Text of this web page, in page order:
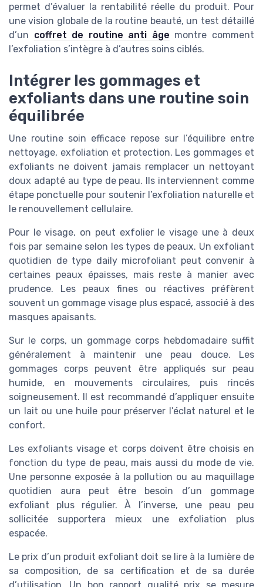
permet d’évaluer la rentabilité réelle du produit. Pour
une vision globale de la routine beauté, un test détaillé
d’un coffret de routine anti âge montre comment
l’exfoliation s’intègre à d’autres soins ciblés.
Intégrer les gommages et
exfoliants dans une routine soin
équilibrée
Une routine soin efficace repose sur l’équilibre entre
nettoyage, exfoliation et protection. Les gommages et
exfoliants ne doivent jamais remplacer un nettoyant
doux adapté au type de peau. Ils interviennent comme
étape ponctuelle pour soutenir l’exfoliation naturelle et
le renouvellement cellulaire.
Pour le visage, on peut exfolier le visage une à deux
fois par semaine selon les types de peaux. Un exfoliant
quotidien de type daily microfoliant peut convenir à
certaines peaux épaisses, mais reste à manier avec
prudence. Les peaux fines ou réactives préfèrent
souvent un gommage visage plus espacé, associé à des
masques apaisants.
Sur le corps, un gommage corps hebdomadaire suffit
généralement à maintenir une peau douce. Les
gommages corps peuvent être appliqués sur peau
humide, en mouvements circulaires, puis rincés
soigneusement. Il est recommandé d’appliquer ensuite
un lait ou une huile pour préserver l’éclat naturel et le
confort.
Les exfoliants visage et corps doivent être choisis en
fonction du type de peau, mais aussi du mode de vie.
Une personne exposée à la pollution ou au maquillage
quotidien aura peut être besoin d’un gommage
exfoliant plus régulier. À l’inverse, une peau peu
sollicitée supportera mieux une exfoliation plus
espacée.
Le prix d’un produit exfoliant doit se lire à la lumière de
sa composition, de sa certification et de sa durée